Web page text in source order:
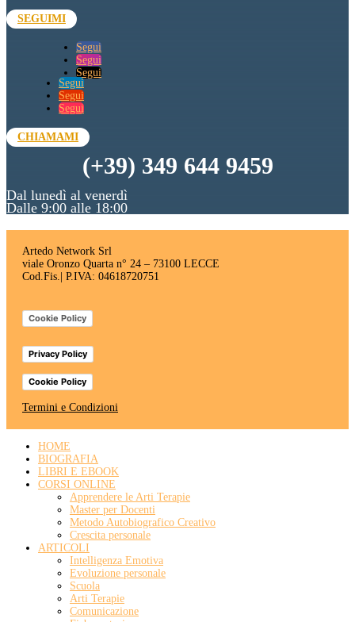
SEGUIMI
Segui
Segui
Segui
Segui
Segui
Segui
CHIAMAMI
(+39) 349 644 9459
Dal lunedì al venerdì
Dalle 9:00 alle 18:00
Artedo Network Srl
viale Oronzo Quarta n° 24 – 73100 LECCE
Cod.Fis.| P.IVA: 04618720751
Cookie Policy
Privacy Policy
Cookie Policy
Termini e Condizioni
HOME
BIOGRAFIA
LIBRI E EBOOK
CORSI ONLINE
Apprendere le Arti Terapie
Master per Docenti
Metodo Autobiografico Creativo
Crescita personale
ARTICOLI
Intelligenza Emotiva
Evoluzione personale
Scuola
Arti Terapie
Comunicazione